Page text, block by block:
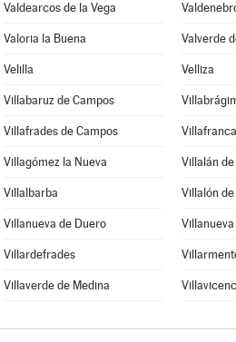
Valdearcos de la Vega
Valoria la Buena Valverde
Velilla Velliza
Villabaruz de Campos
Villafrades de Campos
Villagómez la Nueva Villalán
Villalbarba Villalón
Villanueva de Duero Villanueva
Villardefrades
Villaverde de Medina